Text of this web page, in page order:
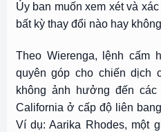
Ủy ban muốn xem xét và
bất kỳ thay đổi nào hay
Theo Wierenga, lệnh cấm
quyên góp cho chiến dịch
không ảnh hưởng đến
California ở cấp độ liên
Ví dụ: Aarika Rhodes, một